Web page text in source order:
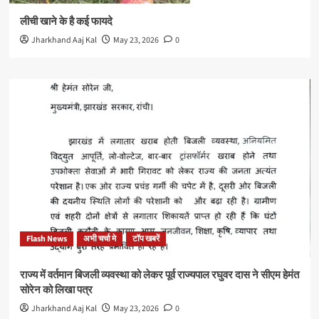
लीची खाने के है कई फायदे
Jharkhand Aaj Kal May 23, 2026 0
Flash News अभी चर्चा मे टॉप खबरें
राज्य में वर्तमान बिजली व्यवस्था को लेकर पूर्व राज्यपाल रघुवर दास ने सीएम हेमंत
सोरेन को लिखा पत्र
Jharkhand Aaj Kal May 23, 2026 0